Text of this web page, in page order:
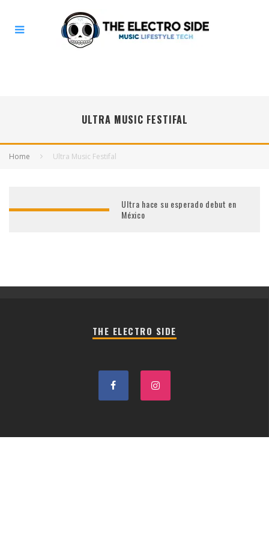
ULTRA MUSIC FESTIFAL
Home Ultra Music Festifal
Ultra hace su esperado debut en
México
THE ELECTRO SIDE